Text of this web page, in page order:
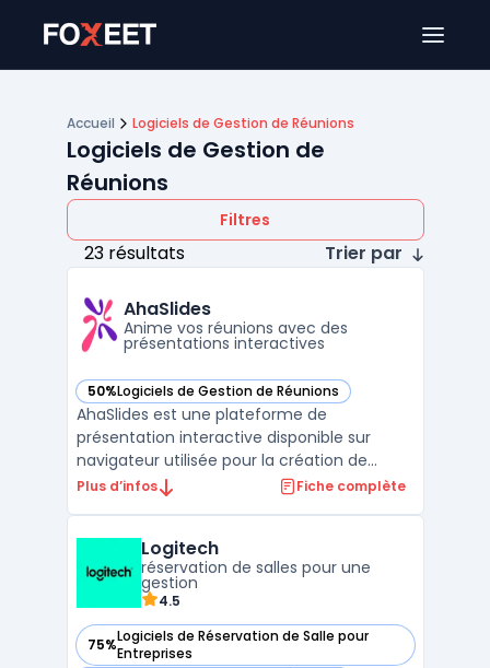
Accueil Logiciels de Gestion de Réunions
Logiciels de Gestion de
Réunions
Filtres
23 résultats Trier par
AhaSlides
Anime vos réunions avec des
présentations interactives
50%Logiciels de Gestion de Réunions
— voir AhaSlides dans cette catégorie
AhaSlides est une plateforme de
présentation interactive disponible sur
navigateur utilisée pour la création de
présentations dynamiques à destination de
des ressources humaines ainsi que les
animateurs de sessions e ...
Plus d’infos Fiche complète
Logitech
réservation de salles pour une
gestion
4.5
75%Logiciels de Réservation de Salle pour
Entreprises
— voir Logitech dans cette catégorie